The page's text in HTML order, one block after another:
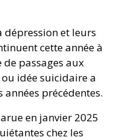
dépression et leurs
cette année à
passages aux
idée suicidaire a
précédentes.
en janvier 2025
chez les